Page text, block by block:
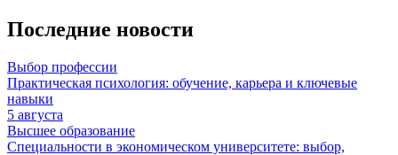
Последние новости
Выбор профессии
Практическая психология: обучение, карьера и ключевые
навыки
5 августа
Высшее образование
Специальности в экономическом университете: выбор,